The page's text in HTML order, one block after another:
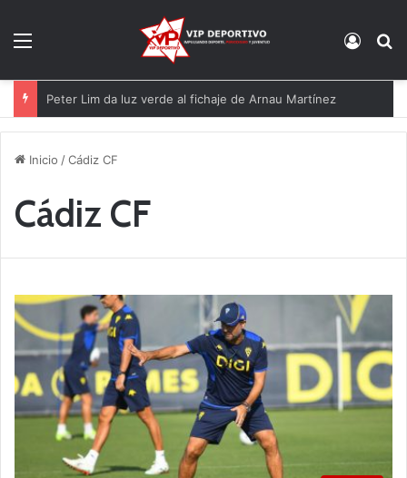
El Eldense mira a las canteras para reforzarse
Inicio /Cádiz CF
Cádiz CF